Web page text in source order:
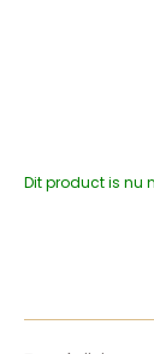
Dit product is nu